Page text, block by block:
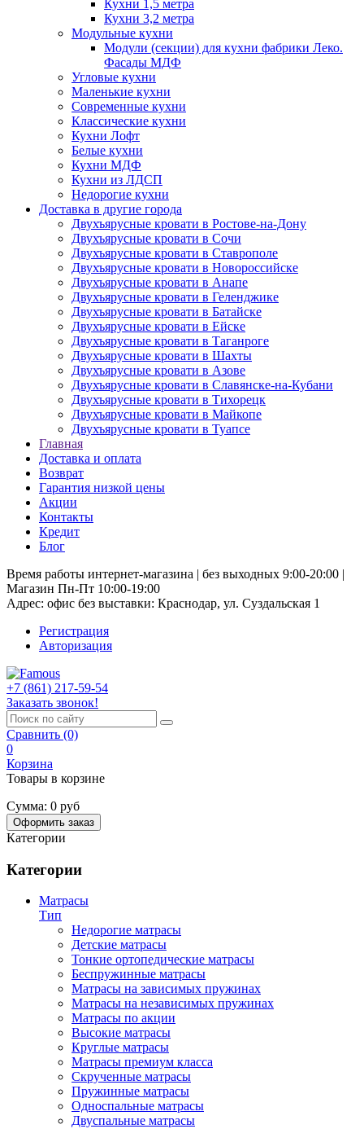
Кухни 1,5 метра
Кухни 3,2 метра
Модульные кухни
Модули (секции) для кухни фабрики Леко.
Фасады МДФ
Угловые кухни
Маленькие кухни
Современные кухни
Классические кухни
Кухни Лофт
Белые кухни
Кухни МДФ
Кухни из ЛДСП
Недорогие кухни
Доставка в другие города
Двухъярусные кровати в Ростове-на-Дону
Двухъярусные кровати в Сочи
Двухъярусные кровати в Ставрополе
Двухъярусные кровати в Новороссийске
Двухъярусные кровати в Анапе
Двухъярусные кровати в Геленджике
Двухъярусные кровати в Батайске
Двухъярусные кровати в Ейске
Двухъярусные кровати в Таганроге
Двухъярусные кровати в Шахты
Двухъярусные кровати в Азове
Двухъярусные кровати в Славянске-на-Кубани
Двухъярусные кровати в Тихорецк
Двухъярусные кровати в Майкопе
Двухъярусные кровати в Туапсе
Главная
Доставка и оплата
Возврат
Гарантия низкой цены
Акции
Контакты
Кредит
Блог
Время работы интернет-магазина | без выходных 9:00-20:00 |
Магазин Пн-Пт 10:00-19:00
Адрес: офис без выставки: Краснодар, ул. Суздальская 1
Регистрация
Авторизация
+7 (861) 217-59-54
Заказать звонок!
Сравнить (0)
0
Корзина
Товары в корзине
Сумма: 0 руб
Оформить заказ
Категории
Категории
Матрасы
Тип
Недорогие матрасы
Детские матрасы
Тонкие ортопедические матрасы
Беспружинные матрасы
Матрасы на зависимых пружинах
Матрасы на независимых пружинах
Матрасы по акции
Высокие матрасы
Круглые матрасы
Матрасы премиум класса
Скрученные матрасы
Пружинные матрасы
Односпальные матрасы
Двуспальные матрасы